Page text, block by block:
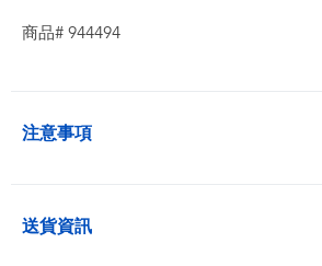
商品# 944494
注意事項
送貨資訊